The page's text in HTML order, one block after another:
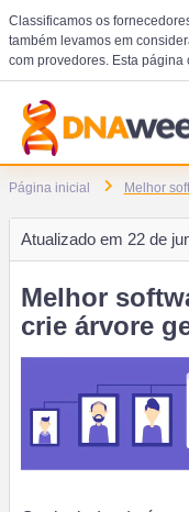
Classificamos os
também levamos em
com provedores. Esta
Página inicial Melhor
Atualizado em 22 de
Melhor
crie árvore